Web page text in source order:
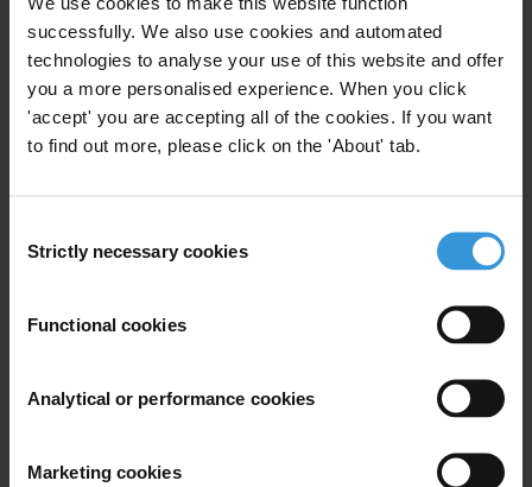
successfully. We also use cookies and automated
technologies to analyse your use of this website and offer
you a more personalised experience. When you click
'accept' you are accepting all of the cookies. If you want
to find out more, please click on the 'About' tab.
Selection
Strictly necessary cookies
Functional cookies
Analytical or performance cookies
Marketing cookies
es decir, entre 0 y 10.
Por último, para determinar las puntuaciones del IPC se promedian
todos losvalores estandarizados de cada país.
Para el cálculo del IPC 2011 se utilizaron 17 fuentes de datos
se nutren de las opiniones de inversionistas, expertos externos y
Dominicana se usaron las fuentes números 4, 5, 7, 12, 15, 16, y 17
Las fuentes de información que alimentan la elaboración del IPC
1. African Development Bank Governance Ratings 2010